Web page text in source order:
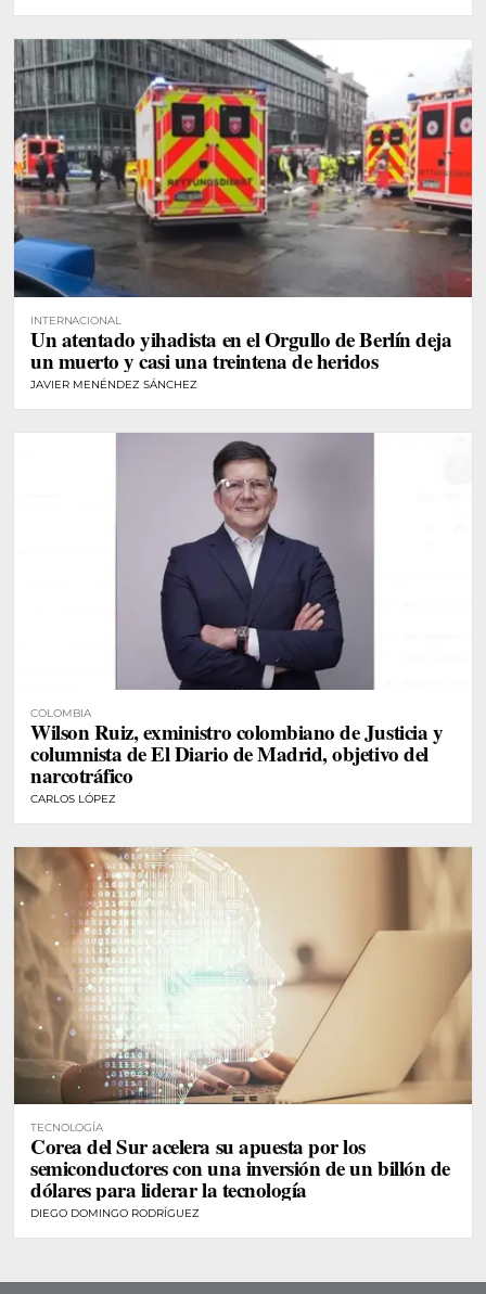
INTERNACIONAL
Un atentado yihadista en el Orgullo de Berlín deja
un muerto y casi una treintena de heridos
JAVIER MENÉNDEZ SÁNCHEZ
COLOMBIA
Wilson Ruiz, exministro colombiano de Justicia y
columnista de El Diario de Madrid, objetivo del
narcotráfico
CARLOS LÓPEZ
TECNOLOGÍA
Corea del Sur acelera su apuesta por los
semiconductores con una inversión de un billón de
dólares para liderar la tecnología
DIEGO DOMINGO RODRÍGUEZ